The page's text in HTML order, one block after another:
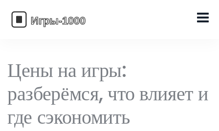
Цены на игры:
разберёмся, что влияет и
где сэкономить